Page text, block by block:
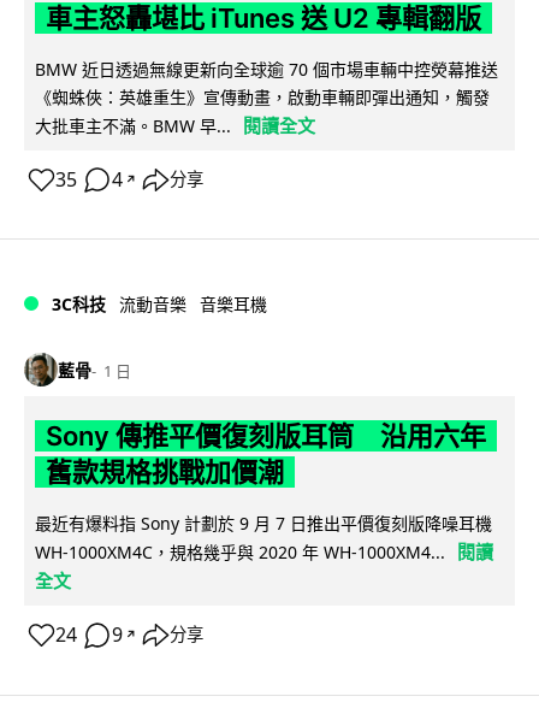
車主怒轟堪比 iTunes 送 U2 專輯翻版
BMW 近日透過無線更新向全球逾 70 個市場車輛中控熒幕推送
《蜘蛛俠：英雄重生》宣傳動畫，啟動車輛即彈出通知，觸發
大批車主不滿。BMW 早...
閱讀全文
35 4 ↗ 分享
3C科技 流動音樂 音樂耳機
藍骨 1 日
Sony 傳推平價復刻版耳筒 沿用六年
舊款規格挑戰加價潮
最近有爆料指 Sony 計劃於 9 月 7 日推出平價復刻版降噪耳機
WH-1000XM4C，規格幾乎與 2020 年 WH-1000XM4...
閱讀
全文
24 9 ↗ 分享